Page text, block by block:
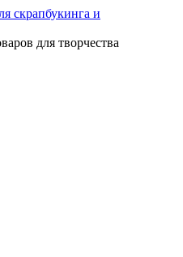
для творчества